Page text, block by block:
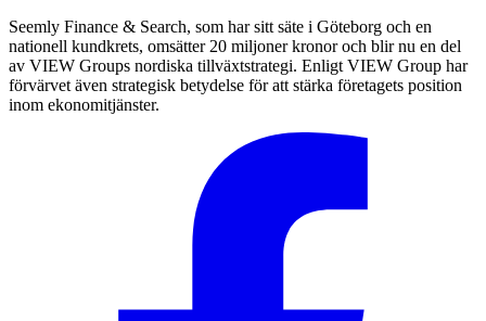
Seemly Finance & Search, som har sitt säte i Göteborg och en
nationell kundkrets, omsätter 20 miljoner kronor och blir nu en del
av VIEW Groups nordiska tillväxtstrategi. Enligt VIEW Group har
förvärvet även strategisk betydelse för att stärka företagets position
inom ekonomitjänster.